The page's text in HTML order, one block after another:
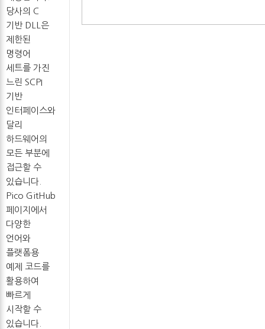
당사의 C
기반 DLL은
제한된
명령어
세트를 가진
느린 SCPI
기반
인터페이스와
달리
하드웨어의
모든 부분에
접근할 수
있습니다.
Pico GitHub
페이지에서
다양한
언어와
플랫폼용
예제 코드를
활용하여
빠르게
시작할 수
있습니다.